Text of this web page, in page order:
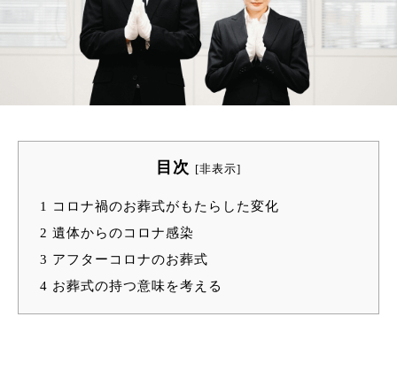
目次 [非表示]
1
コロナ禍のお葬式がもたらした変化
2 遺体からのコロナ感染
3 アフターコロナのお葬式
4 お葬式の持つ意味を考える